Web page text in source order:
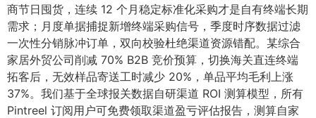
商节日囤货，连续 12 个月稳定标准化采购才是自有终端长期
需求；月度单据捕捉新增终端采购信号，季度时序数据过滤
一次性分销脉冲订单，双向校验杜绝渠道资源错配。某综合
家居外贸公司削减 70% B2B 竞价预算，切换海关直连终端
拓客后，无效样品寄送工时减少 20%，单品平均毛利上涨
37%。我们基于全球报关数据自研渠道 ROI 测算模型，所有
Pintreel 订阅用户可免费领取渠道盈亏评估报告，测算自家